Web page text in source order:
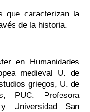
que caracterizan la
de la historia.
en Humanidades
medieval U. de
griegos, U. de
PUC. Profesora
Universidad San